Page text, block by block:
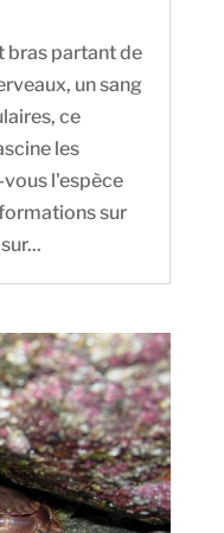
bras partant de
un sang
ce
les
l'espèce
sur